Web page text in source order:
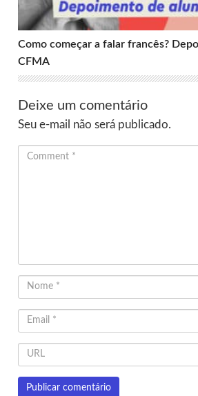
Como começar a falar francês?
CFMA
Deixe um comentário
Seu e-mail não será publicado.